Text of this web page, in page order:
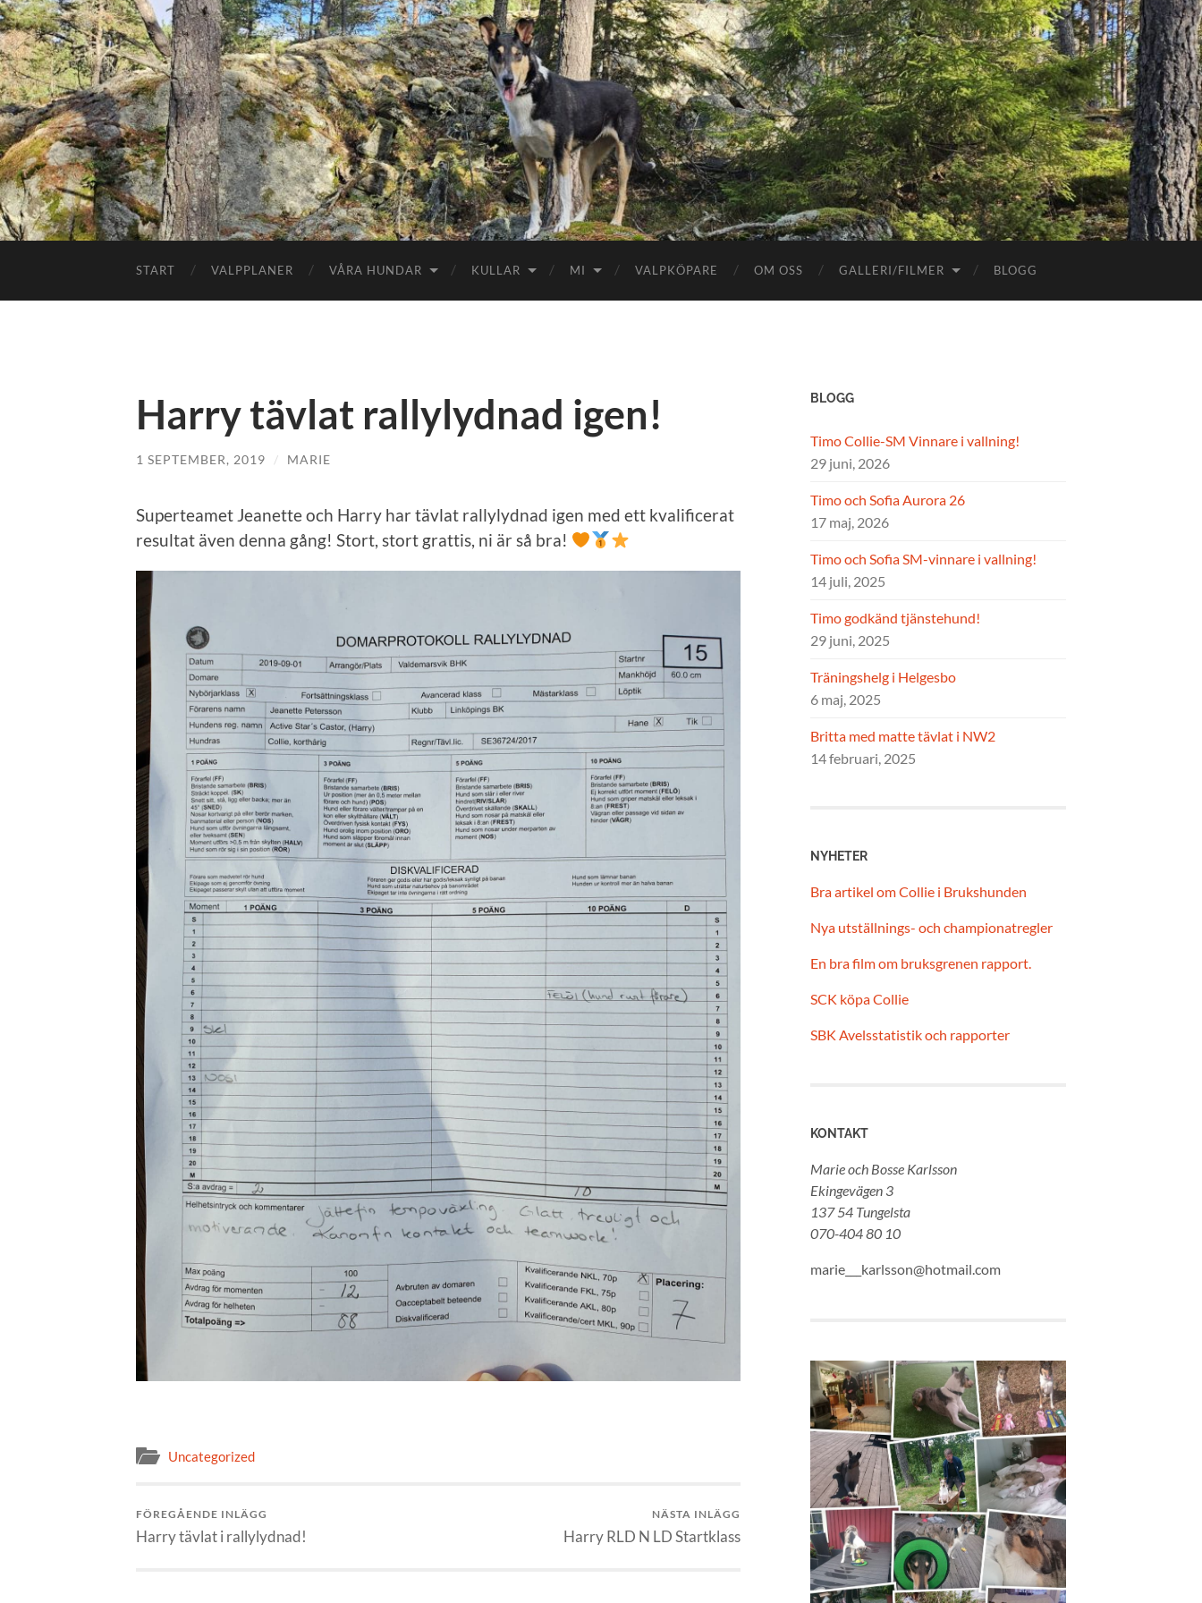
START VALPPLANER VÅRA HUNDAR KULLAR MI VALPKÖPARE OM OSS GALLERI/FILMER BLOGG
Harry tävlat rallylydnad igen!
1 SEPTEMBER, 2019 / MARIE
Superteamet Jeanette och Harry har tävlat rallylydnad igen med ett kvalificerat
resultat även denna gång! Stort, stort grattis, ni är så bra!
Uncategorized
FÖREGÅENDE INLÄGG
Harry tävlat i rallylydnad!
NÄSTA INLÄGG
Harry RLD N LD Startklass
BLOGG
Timo Collie-SM Vinnare i vallning!
29 juni, 2026
Timo och Sofia Aurora 26
17 maj, 2026
Timo och Sofia SM-vinnare i vallning!
14 juli, 2025
Timo godkänd tjänstehund!
29 juni, 2025
Träningshelg i Helgesbo
6 maj, 2025
Britta med matte tävlat i NW2
14 februari, 2025
NYHETER
Bra artikel om Collie i Brukshunden
Nya utställnings- och championatregler
En bra film om bruksgrenen rapport.
SCK köpa Collie
SBK Avelsstatistik och rapporter
KONTAKT
Marie och Bosse Karlsson
Ekingevägen 3
137 54 Tungelsta
070-404 80 10
marie___karlsson@hotmail.com